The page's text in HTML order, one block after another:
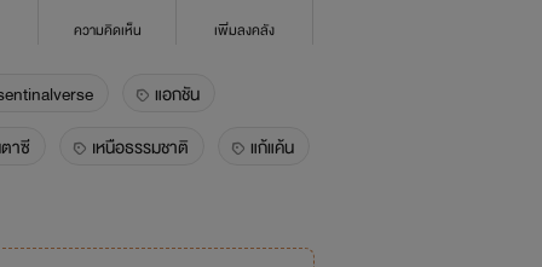
ความคิดเห็น เพิ่มลงคลัง
แอกชัน
าซี
เหนือธรรมชาติ
แก้แค้น
boylove/yaoi
ดราม่า